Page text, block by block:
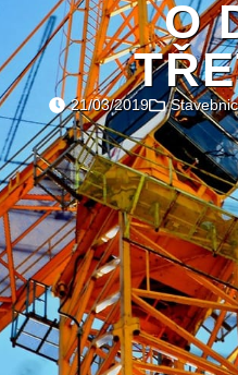
O
21/03/2019